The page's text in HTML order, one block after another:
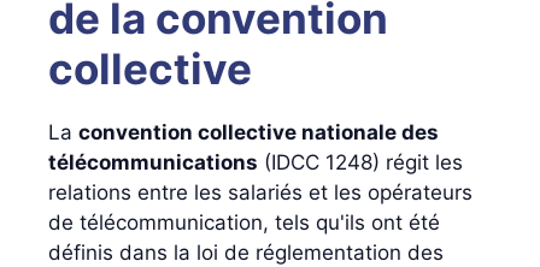
de la convention
collective
La convention collective nationale des
télécommunications (IDCC 1248) régit les
relations entre les salariés et les opérateurs
de télécommunication, tels qu'ils ont été
définis dans la loi de réglementation des